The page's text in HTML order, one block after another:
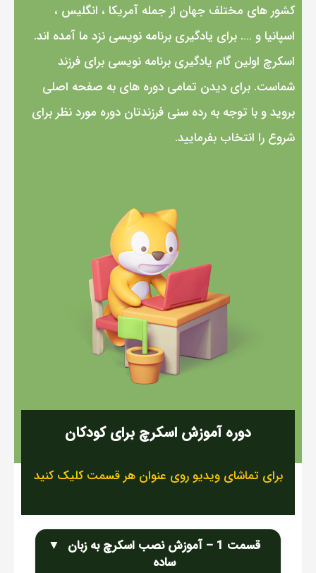
کشور های مختلف جهان از جمله آمریکا ، انگلیس ،
اسپانیا و …. برای یادگیری برنامه نویسی نزد ما آمده اند.
اسکرچ اولین گام یادگیری برنامه نویسی برای فرزند
شماست. برای دیدن تمامی دوره های به صفحه اصلی
بروید و با توجه به رده سنی فرزندتان دوره مورد نظر برای
شروع را انتخاب بفرمایید.
دوره آموزش اسکرچ برای کودکان
برای تماشای ویدیو روی عنوان هر قسمت کلیک کنید
قسمت 1 – آموزش نصب اسکرچ به زبان
ساده
▼